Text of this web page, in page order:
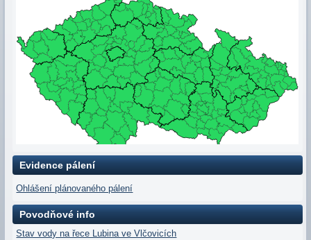
Evidence pálení
Ohlášení plánovaného pálení
Povodňové info
Stav vody na řece Lubina ve Vlčovicích